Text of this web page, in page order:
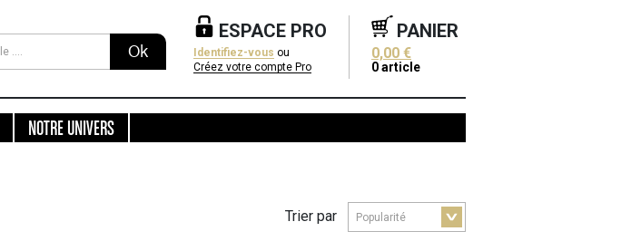
Ok
ESPACE PRO
Identifiez-vous ou
Créez votre compte Pro
PANIER
0,00 €
0article
NOTRE UNIVERS
Trier par